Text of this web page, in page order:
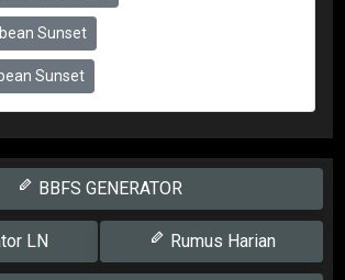
Sunset
Sunset
BBFS GENERATOR
LN Rumus Harian